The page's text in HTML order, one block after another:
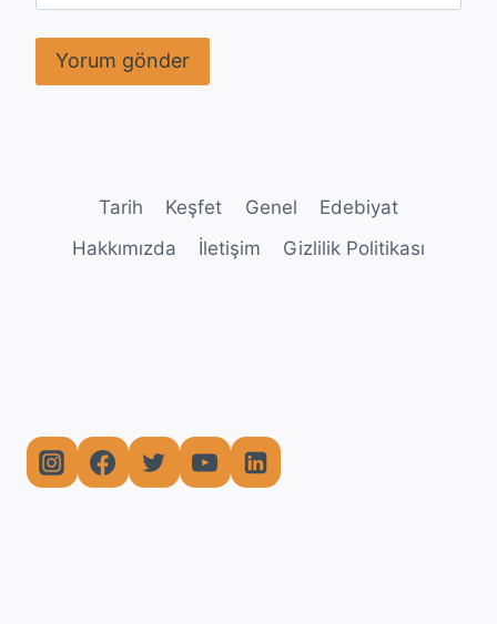
Tarih Keşfet Genel
Edebiyat
Hakkımızda
İletişim Gizlilik Politikası